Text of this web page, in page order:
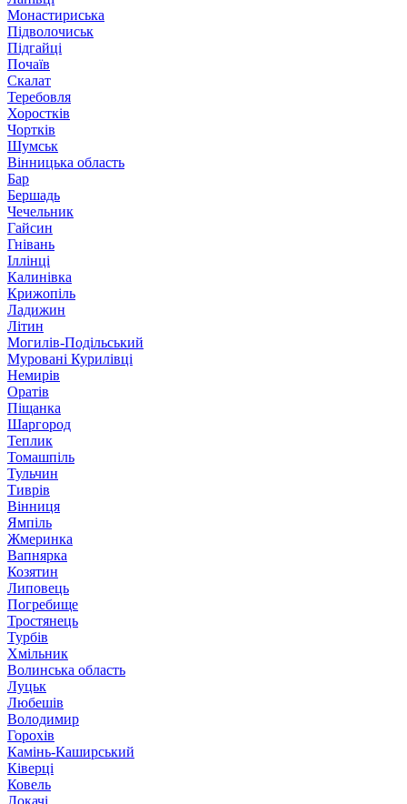
Монастириська
Підволочиськ
Підгайці
Почаїв
Скалат
Теребовля
Хоростків
Чортків
Шумськ
Вінницька область
Бар
Бершадь
Чечельник
Гайсин
Гнівань
Іллінці
Калинівка
Крижопіль
Ладижин
Літин
Могилів-Подільський
Муровані Курилівці
Немирів
Оратів
Піщанка
Шаргород
Теплик
Томашпіль
Тульчин
Тиврів
Вінниця
Ямпіль
Жмеринка
Вапнярка
Козятин
Липовець
Погребище
Тростянець
Турбів
Хмільник
Волинська область
Луцьк
Любешів
Володимир
Горохів
Камінь-Каширський
Ківерці
Ковель
Локачі